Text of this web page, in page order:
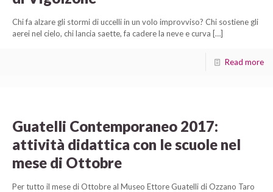
Chi fa alzare gli stormi di uccelli in un volo improvviso? Chi sostiene gli
aerei nel cielo, chi lancia saette, fa cadere la neve e curva […]
Read more
Guatelli Contemporaneo 2017:
attività didattica con le scuole nel
mese di Ottobre
Per tutto il mese di Ottobre al Museo Ettore Guatelli di Ozzano Taro